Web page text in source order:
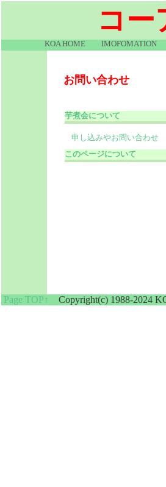
コー
KOA HOME IMOFOMATION
お問い合わせ
芋煮会について
申し込みやお問い合わせ
このページについて
Page TOP↑ Copyright(c) 1988-2024